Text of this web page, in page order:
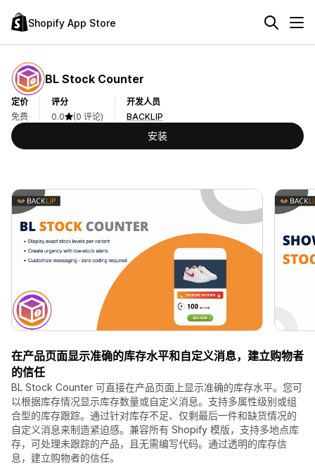
Shopify App Store
BL Stock Counter
定价
免费
评分
0.0
(0 评论)
开发人员
BACKLIP
安装
在产品页面显示准确的库存水平和自定义消息，建立购物者
的信任
BL Stock Counter 可直接在产品页面上显示准确的库存水平。您可
以根据库存情况显示库存数量或自定义消息。支持多属性级别或组
合型的库存跟踪。通过针对库存不足、仅剩最后一件和缺货情况的
自定义消息来制造紧迫感。兼容所有 Shopify 模版，支持多地点库
存，可处理未跟踪的产品，且无需编写代码。通过透明的库存信
息，建立购物者的信任。